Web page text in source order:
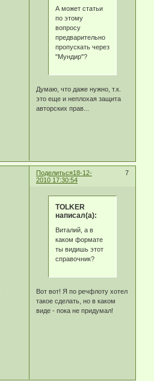
А может статьи
по этому
вопросу
предварительно
пропускать через
"Мундир"?
Думаю, что даже нужно, т.к.
это еще и неплохая защита
авторских прав...
Поделиться 7
18-12-
2010 17:30:54
TOLKER
написал(а):
Виталий, а в
каком формате
ты видишь этот
справочник?
Вот вот! Я по речфлоту хотел
такое сделать, но в каком
виде - пока не придумал!